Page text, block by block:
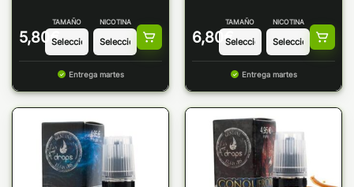
5,80 €
TAMAÑO NICOTINA
Entrega martes
6,80 €
TAMAÑO NICOTINA
Entrega martes